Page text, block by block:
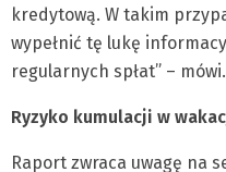
kredytową. W takim
wypełnić tę lukę
regularnych spłat” – mówi.
Ryzyko kumulacji w
Raport zwraca uwagę na